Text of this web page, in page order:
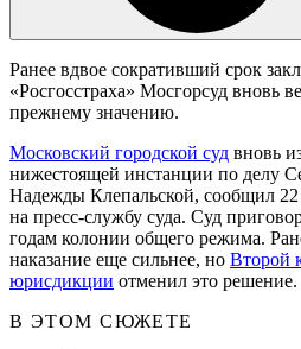
Ранее вдвое сокративший срок
«Росгосстраха» Мосгорсуд вновь
прежнему значению.
Московский городской суд вновь
нижестоящей инстанции по делу
Надежды Клепальской, сообщил 22
на пресс-службу суда. Суд
годам колонии общего режима.
наказание еще сильнее, но Второй
юрисдикции отменил это решение.
В ЭТОМ СЮЖЕТЕ